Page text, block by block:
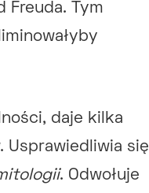
Freuda. Tym
daje kilka
Usprawiedliwia się
. Odwołuje